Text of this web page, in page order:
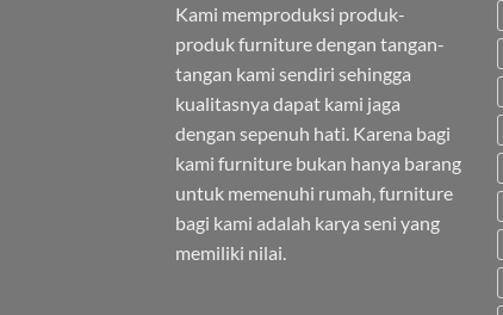
Kami memproduksi produk-
produk furniture dengan tangan-
tangan kami sendiri sehingga
kualitasnya dapat kami jaga
dengan sepenuh hati. Karena bagi
kami furniture bukan hanya barang
untuk memenuhi rumah, furniture
bagi kami adalah karya seni yang
memiliki nilai.